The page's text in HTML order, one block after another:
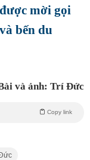
mời gọi
bến du
và ảnh: Trí Đức
Copy link